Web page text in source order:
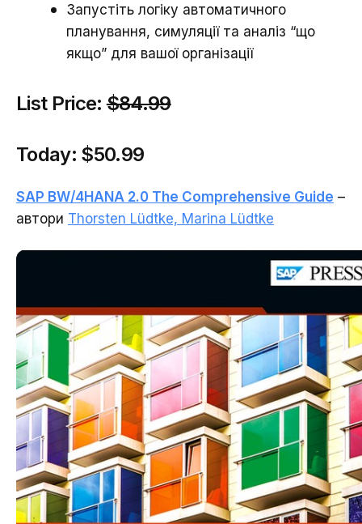
Запустіть логіку автоматичного
планування, симуляції та аналіз “що
якщо” для вашої організації
List Price:$84.99
Today: $50.99
SAP BW/4HANA 2.0 The Comprehensive Guide –
автори Thorsten Lüdtke, Marina Lüdtke
Зворотній зв'язок
Зворотній зв'язок